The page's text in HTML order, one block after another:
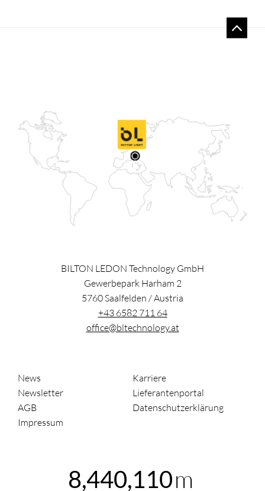
BILTON LEDON Technology GmbH
Gewerbepark Harham 2
5760Saalfelden /Austria
+43 6582 711 64
office@bltechnology.at
News
Karriere
Newsletter
Lieferantenportal
AGB
Datenschutzerklärung
Impressum
8,440,110m